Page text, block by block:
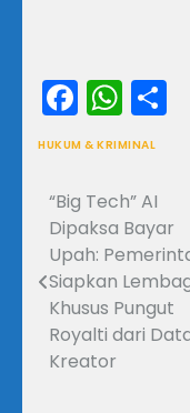
HUKUM & KRIMINAL
Navigasi
pos
“Big Tech” AI
Dipaksa Bayar
Upah:
Siapkan
Khusus Pungut
Royalti dari
Kreator